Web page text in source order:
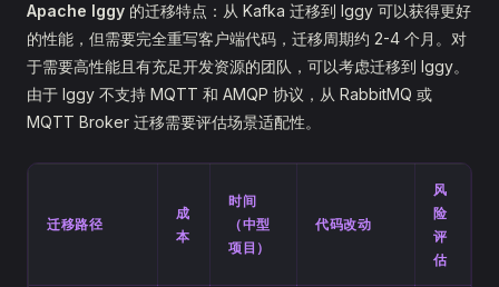
Apache Iggy 的迁移特点：从 Kafka 迁移到 Iggy 可以获得更好
的性能，但需要完全重写客户端代码，迁移周期约 2-4 个月。对
于需要高性能且有充足开发资源的团队，可以考虑迁移到 Iggy。
由于 Iggy 不支持 MQTT 和 AMQP 协议，从 RabbitMQ 或
MQTT Broker 迁移需要评估场景适配性。
迁移路径
成
本
时间
（中型
项目）
代码改动
风
险
评
估